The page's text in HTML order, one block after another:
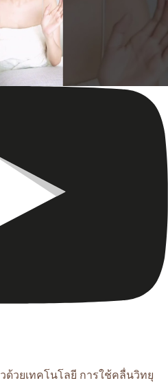
ด้วยเทคโนโลยี การใช้คลื่นวิทยุ